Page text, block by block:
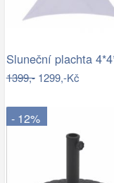
1399,-1299,-Kč
- 12%